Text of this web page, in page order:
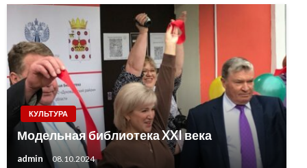
КУЛЬТУРА
Модельная библиотека XXI века
admin 08.10.2024